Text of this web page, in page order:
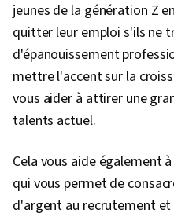
jeunes de la génération Z
quitter leur emploi s'ils ne
d'épanouissement
mettre l'accent sur la
vous aider à attirer une
talents actuel.
Cela vous aide également
qui vous permet de
d'argent au recrutement et